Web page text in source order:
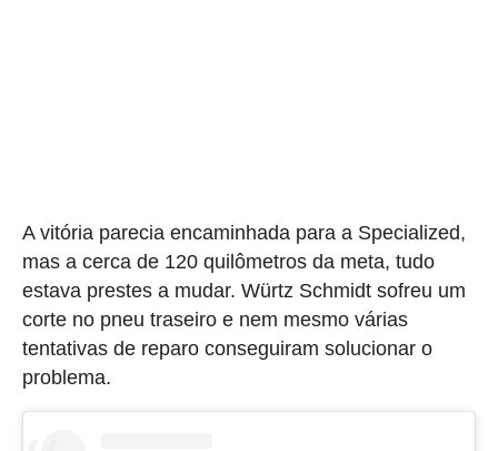
A vitória parecia encaminhada para a Specialized,
mas a cerca de 120 quilômetros da meta, tudo
estava prestes a mudar. Würtz Schmidt sofreu um
corte no pneu traseiro e nem mesmo várias
tentativas de reparo conseguiram solucionar o
problema.